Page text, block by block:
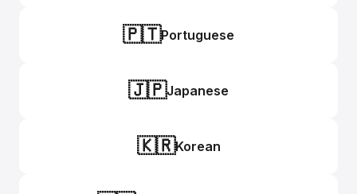
🇵🇹Portuguese
🇯🇵Japanese
🇰🇷Korean